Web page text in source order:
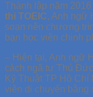
Thành lập năm
thi TOEIC, Anh ngữ
soạn nên chương
bạn học viên chinh
– Hiện tại, Anh ngữ
cách ngã tư Thủ
Kỹ Thuật TP Hồ Chí
viên di chuyển bằng